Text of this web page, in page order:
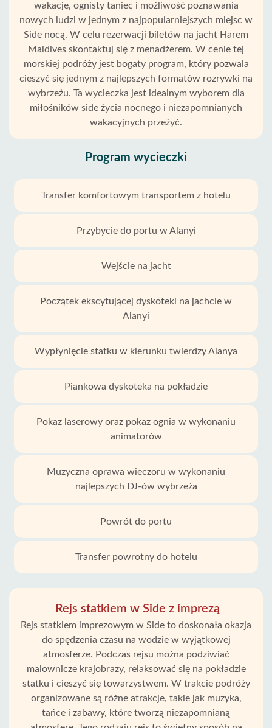
wakacje, ognisty taniec i możliwość poznawania
nowych ludzi w jednym z najpopularniejszych miejsc w
Side nocą. W celu rezerwacji biletów na jacht Harem
Maldives skontaktuj się z menadżerem. W cenie tej
morskiej podróży jest bogaty program, który pozwala
cieszyć się jednym z najlepszych formatów rozrywki na
wybrzeżu. Ta wycieczka jest idealnym wyborem dla
miłośników side życia nocnego i niezapomnianych
wakacyjnych przeżyć.
Program wycieczki
Transfer komfortowym transportem z hotelu
Przybycie do portu w Alanyi
Wejście na jacht
Początek ekscytującej dyskoteki na jachcie w
Alanyi
Wypłynięcie statku w kierunku twierdzy Alanya
Piankowa dyskoteka na pokładzie
Pokaz laserowy oraz pokaz ognia w wykonaniu
animatorów
Muzyczna oprawa wieczoru w wykonaniu
najlepszych DJ-ów wybrzeża
Powrót do portu
Transfer powrotny do hotelu
Rejs statkiem w Side z imprezą
Rejs statkiem imprezowym w Side to doskonała okazja
do spędzenia czasu na wodzie w wyjątkowej
atmosferze. Podczas rejsu można podziwiać
malownicze krajobrazy, relaksować się na pokładzie
statku i cieszyć się towarzystwem. W trakcie podróży
organizowane są różne atrakcje, takie jak muzyka,
tańce i zabawy, które tworzą niezapomnianą